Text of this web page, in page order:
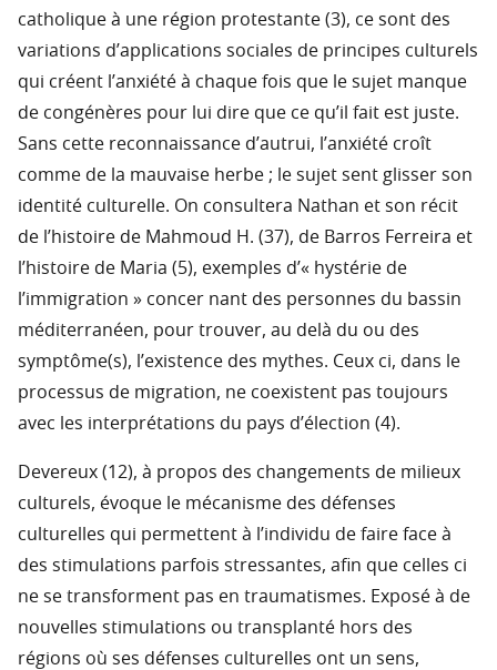
catholique à une région protestante (3), ce sont des
variations d’applications sociales de principes culturels
qui créent l’anxiété à chaque fois que le sujet manque
de congénères pour lui dire que ce qu’il fait est juste.
Sans cette reconnaissance d’autrui, l’anxiété croît
comme de la mauvaise herbe ; le sujet sent glisser son
identité culturelle. On consultera Nathan et son récit
de l’histoire de Mahmoud H. (37), de Barros Ferreira et
l’histoire de Maria (5), exemples d’« hystérie de
l’immigration » concer nant des personnes du bassin
méditerranéen, pour trouver, au delà du ou des
symptôme(s), l’existence des mythes. Ceux ci, dans le
processus de migration, ne coexistent pas toujours
avec les interprétations du pays d’élection (4).
Devereux (12), à propos des changements de milieux
culturels, évoque le mécanisme des défenses
culturelles qui permettent à l’individu de faire face à
des stimulations parfois stressantes, afin que celles ci
ne se transforment pas en traumatismes. Exposé à de
nouvelles stimulations ou transplanté hors des
régions où ses défenses culturelles ont un sens,